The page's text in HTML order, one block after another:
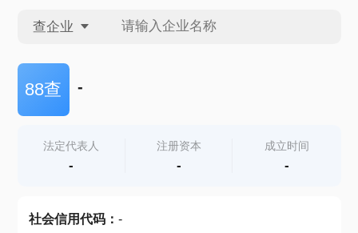
查企业
查企业
查产地
88查 -
法定代表人
-
注册资本
-
成立时间
-
社会信用代码： -